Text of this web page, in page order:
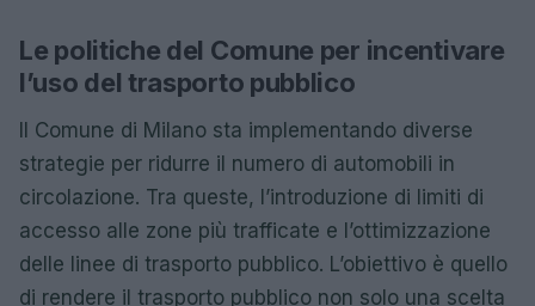
Le politiche del Comune per incentivare
l’uso del trasporto pubblico
Il Comune di Milano sta implementando diverse
strategie per ridurre il numero di automobili in
circolazione. Tra queste, l’introduzione di limiti di
accesso alle zone più trafficate e l’ottimizzazione
delle linee di trasporto pubblico. L’obiettivo è quello
di rendere il trasporto pubblico non solo una scelta